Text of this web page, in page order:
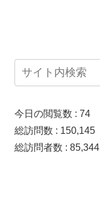
今日の閲覧数 : 74
総訪問数 : 150,145
総訪問者数 : 85,344